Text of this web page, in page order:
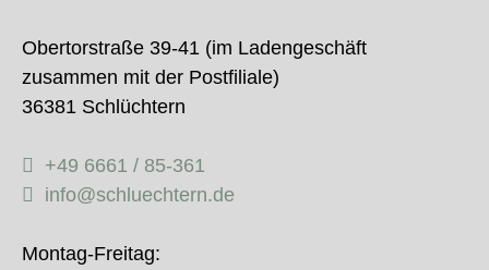
Obertorstraße 39-41 (im Ladengeschäft
zusammen mit der Postfiliale)
36381 Schlüchtern
+49 6661 / 85-361
info@schluechtern.de
Montag-Freitag: